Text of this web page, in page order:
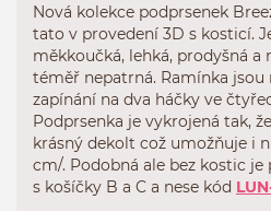
Nová kolekce podprsenek
tato v provedení 3D s kosticí.
měkkoučká, lehká, prodyšná a
téměř nepatrná. Ramínka jsou
zapínání na dva háčky ve
Podprsenka je vykrojená tak,
krásný dekolt což umožňuje i
cm/. Podobná ale bez kostic je
s košíčky B a C a nese kód